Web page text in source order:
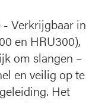
- Verkrijgbaar in
en HRU300),
om slangen –
en veilig op te
Het